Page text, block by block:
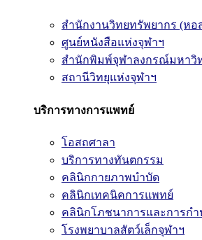
สำนักงานวิทยทรัพยากร (หอ
ศูนย์หนังสือแห่งจุฬาฯ
สำนักพิมพ์จุฬาลงกรณ์มหาวิ
สถานีวิทยุแห่งจุฬาฯ
บริการทางการแพทย์
โอสถศาลา
บริการทางทันตกรรม
คลินิกกายภาพบำบัด
คลินิกเทคนิคการแพทย์
คลินิกโภชนาการและการก
โรงพยาบาลสัตว์เล็กจุฬาฯ